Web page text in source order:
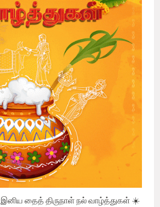
தைத் திருநாள் நல் வாழ்த்துகள் ☀️